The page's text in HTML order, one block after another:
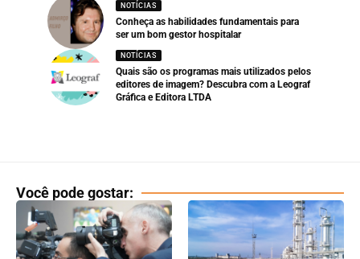
NOTÍCIAS
Conheça as habilidades fundamentais para
ser um bom gestor hospitalar
NOTÍCIAS
Quais são os programas mais utilizados pelos
editores de imagem? Descubra com a Leograf
Gráfica e Editora LTDA
Você pode gostar: